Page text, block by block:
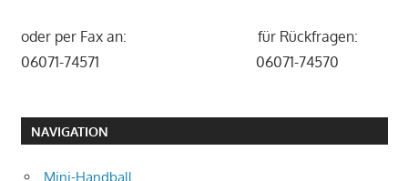
oder per Fax an: für Rückfragen:
06071-74571 06071-74570
NAVIGATION
Mini-Handball